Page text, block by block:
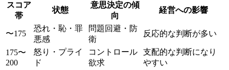
スコア
帯
状態
意思決定の傾
向
経営への影響
〜175
恐れ・恥・罪
悪感
問題回避・防
衛
反応的な判断が多い
175〜
200
怒り・プライ
ド
コントロール
欲求
支配的な判断になり
やすい